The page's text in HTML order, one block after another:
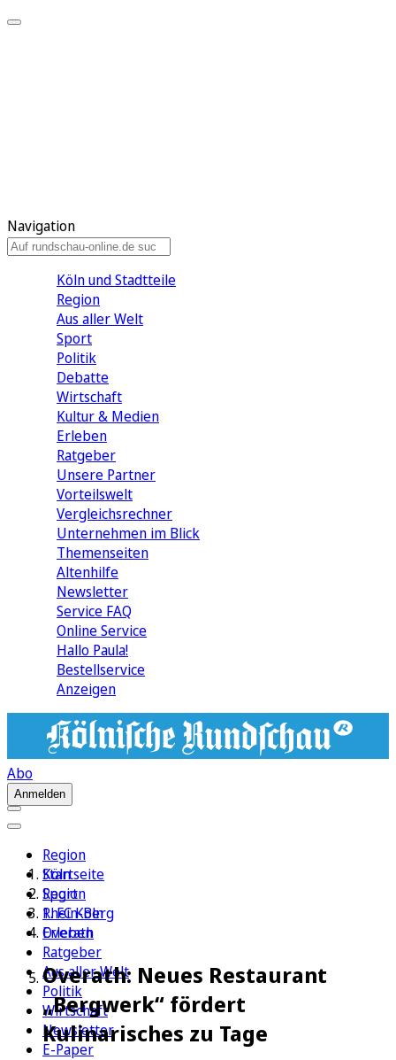
Navigation
Köln und Stadtteile
Region
Aus aller Welt
Sport
Politik
Debatte
Wirtschaft
Kultur & Medien
Erleben
Ratgeber
Unsere Partner
Vorteilswelt
Vergleichsrechner
Unternehmen im Blick
Themenseiten
Altenhilfe
Newsletter
Service FAQ
Online Service
Hallo Paula!
Bestellservice
Anzeigen
Abo
Anmelden
Region
Köln
Sport
1. FC Köln
Erleben
Ratgeber
Aus aller Welt
Politik
Wirtschaft
Newsletter
E-Paper
Startseite
Region
Rhein-Berg
Overath
Overath: Neues Restaurant
„Bergwerk“ fördert
Kulinarisches zu Tage